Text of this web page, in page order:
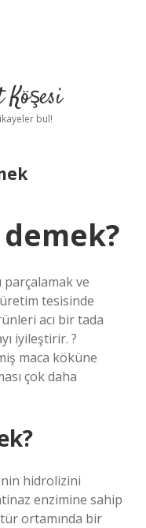
Köşesi
bul!
parçalamak ve
tesisinde
acı bir tada
iyileştirir. ?
maca köküne
çok daha
hidrolizini
enzimine sahip
ortamında bir